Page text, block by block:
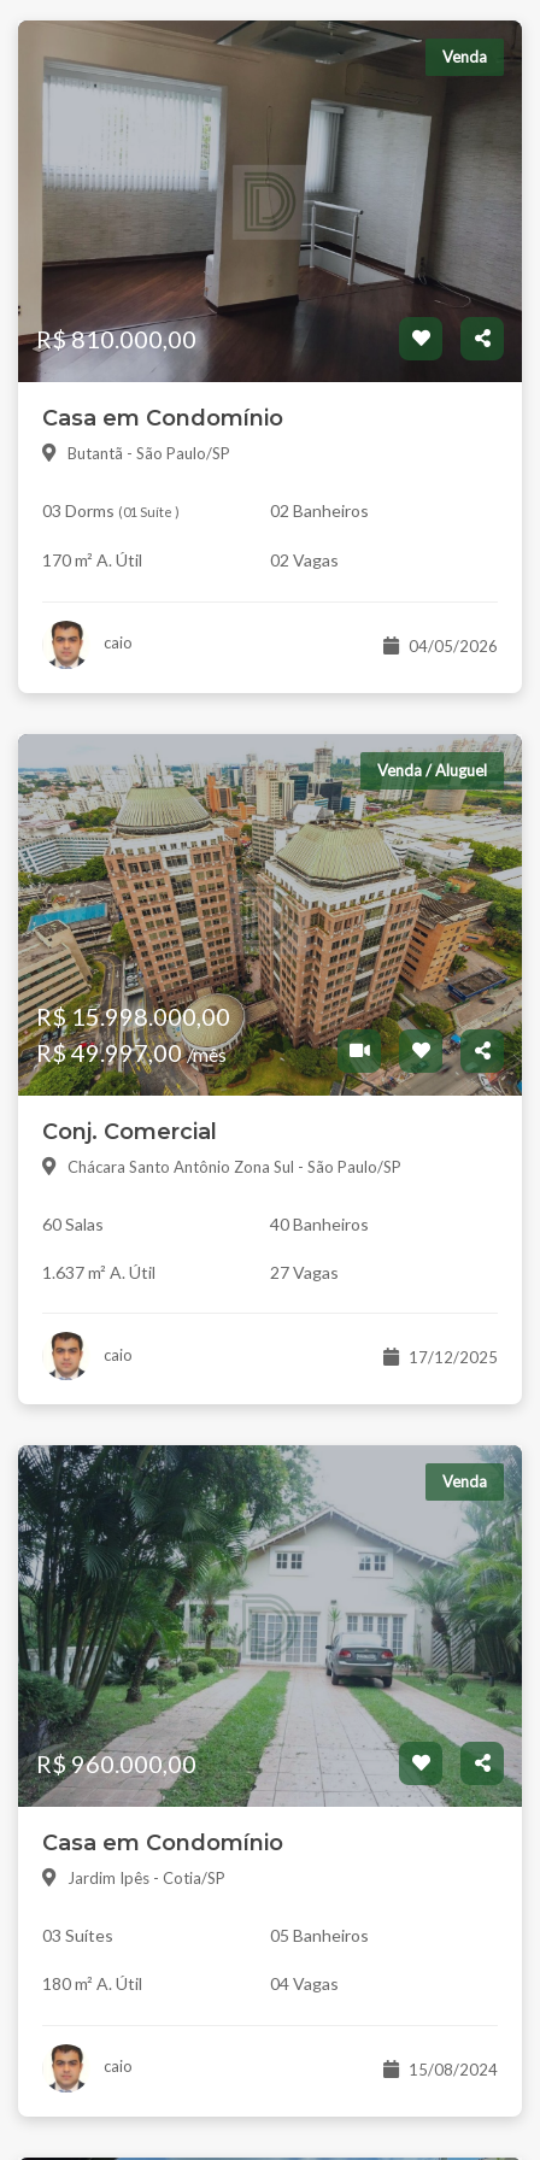
Venda
R$ 810.000,00
Casa em Condomínio
Butantã - São Paulo/SP
03 Dorms (01 Suíte ) 02 Banheiros
170 m² A. Útil 02 Vagas
caio 04/05/2026
Venda / Aluguel
R$ 15.998.000,00
R$ 49.997,00/mês
Conj. Comercial
Chácara Santo Antônio Zona Sul - São Paulo/SP
60 Salas 40 Banheiros
1.637 m² A. Útil 27 Vagas
caio 17/12/2025
Venda
R$ 960.000,00
Casa em Condomínio
Jardim Ipês - Cotia/SP
03 Suítes 05 Banheiros
180 m² A. Útil 04 Vagas
caio 15/08/2024